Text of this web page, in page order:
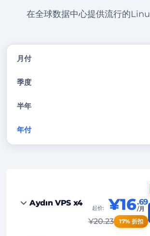
在全球数据中心提供流行的
月付
季度
半年
年付
Aydın VPS x4
起价: ¥16.69
/月
¥20.23 17% 折扣